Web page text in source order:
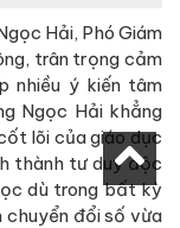
Hải, Phó Giám
trân trọng cảm
nhiều ý kiến tâm
Ngọc Hải khẳng
lõi của giáo dục
thành tư duy độc
dù trong bất kỳ
chuyển đổi số vừa